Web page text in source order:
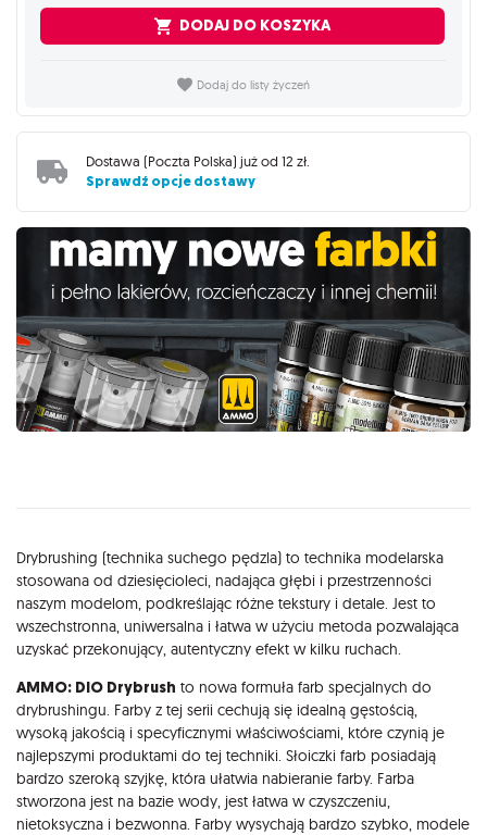
DODAJ DO KOSZYKA
Dodaj do listy życzeń
Dostawa (Poczta Polska) już od 12 zł.
Sprawdź opcje dostawy
Opis
Drybrushing (technika suchego pędzla) to technika modelarska
stosowana od dziesięcioleci, nadająca głębi i przestrzenności
naszym modelom, podkreślając różne tekstury i detale. Jest to
wszechstronna, uniwersalna i łatwa w użyciu metoda pozwalająca
uzyskać przekonujący, autentyczny efekt w kilku ruchach.
AMMO: DIO Drybrush to nowa formuła farb specjalnych do
drybrushingu. Farby z tej serii cechują się idealną gęstością,
wysoką jakością i specyficznymi właściwościami, które czynią je
najlepszymi produktami do tej techniki. Słoiczki farb posiadają
bardzo szeroką szyjkę, która ułatwia nabieranie farby. Farba
stworzona jest na bazie wody, jest łatwa w czyszczeniu,
nietoksyczna i bezwonna. Farby wysychają bardzo szybko, modele